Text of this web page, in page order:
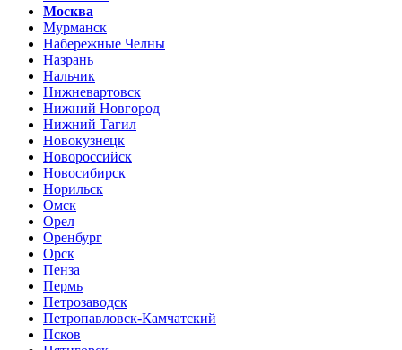
Москва
Мурманск
Набережные Челны
Назрань
Нальчик
Нижневартовск
Нижний Новгород
Нижний Тагил
Новокузнецк
Новороссийск
Новосибирск
Норильск
Омск
Орел
Оренбург
Орск
Пенза
Пермь
Петрозаводск
Петропавловск-Камчатский
Псков